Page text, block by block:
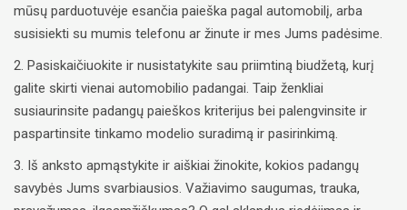
mūsų parduotuvėje esančia paieška pagal automobilį, arba
susisiekti su mumis telefonu ar žinute ir mes Jums padėsime.
2. Pasiskaičiuokite ir nusistatykite sau priimtiną biudžetą, kurį
galite skirti vienai automobilio padangai. Taip ženkliai
susiaurinsite padangų paieškos kriterijus bei palengvinsite ir
paspartinsite tinkamo modelio suradimą ir pasirinkimą.
3. Iš anksto apmąstykite ir aiškiai žinokite, kokios padangų
savybės Jums svarbiausios. Važiavimo saugumas, trauka,